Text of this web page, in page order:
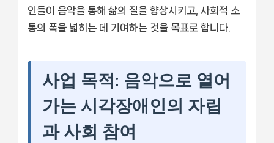
인들이 음악을 통해 삶의 질을 향상시키고, 사회적 소
통의 폭을 넓히는 데 기여하는 것을 목표로 합니다.
사업 목적: 음악으로 열어
가는 시각장애인의 자립
과 사회 참여